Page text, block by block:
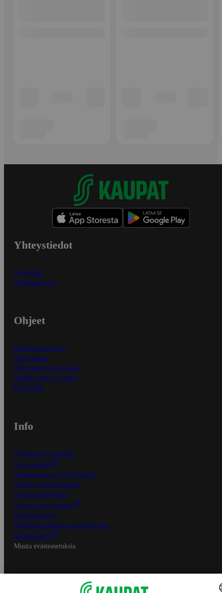
Yhteystiedot
Myymälät
Asiakaspalvelu
Ohjeet
Ensitilaajan ohjeet
Näin maksat
Näin tilaat ja muokkaat
Kaikki ohjeet ja vinkit
In English
Info
S-Business yrityksille
Oiva-raportit
Osuuskauppojen yhteystiedot
Tilaus- ja toimitusehdot
Tietosuojakäytäntö
Palvelun käyttöehdot
Saavutettavuus
Mobiilisovelluksen saavutettavuus
Mainostajalle
Muuta evästeasetuksia
S-ryhmän palvelut